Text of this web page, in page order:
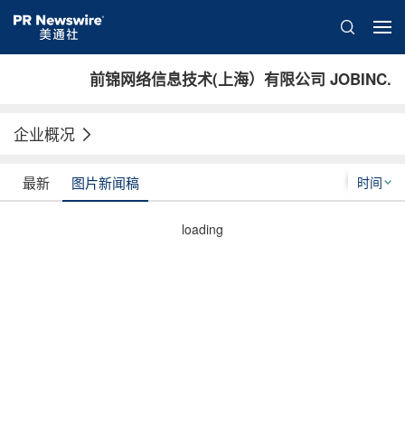
前锦网络信息技术(上海）有限公司 JOBINC.
企业概况
时间
最新 图片新闻稿
loading